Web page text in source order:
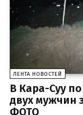
ЛЕНТА НОВОСТЕЙ
В Кара-Суу
двух мужчин
ФОТО